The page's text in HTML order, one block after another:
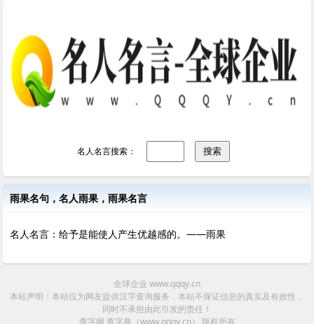
名人名言搜索：
雨果名句，名人雨果，雨果名言
名人名言：给予是能使人产生优越感的。——雨果
全球企业 www.qqqy.cn
本站声明：本站仅为网友提供汉字查询服务，本站不保证信息的真实及有效性，
同时不承担由此引发的责任！
查字网,查字典（www.qqqy.cn）
版权所有